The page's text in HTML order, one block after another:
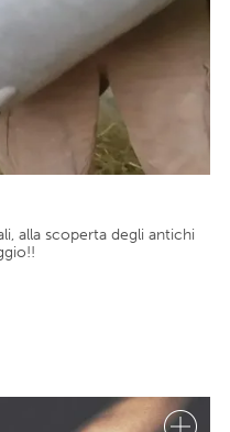
alla scoperta degli antichi